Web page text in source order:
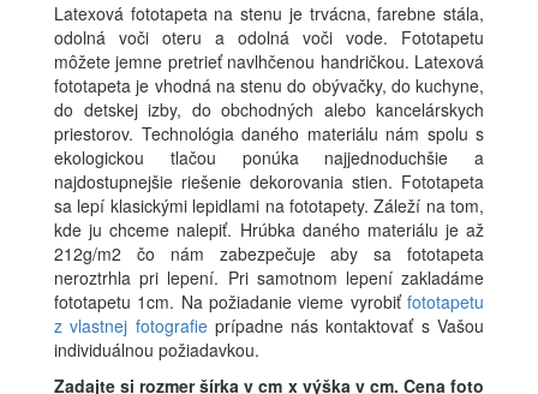
Latexová fototapeta na stenu je trvácna, farebne stála,
odolná voči oteru a odolná voči vode. Fototapetu
môžete jemne pretrieť navlhčenou handričkou. Latexová
fototapeta je vhodná na stenu do obývačky, do kuchyne,
do detskej izby, do obchodných alebo kancelárskych
priestorov. Technológia daného materiálu nám spolu s
ekologickou tlačou ponúka najjednoduchšie a
najdostupnejšie riešenie dekorovania stien. Fototapeta
sa lepí klasickými lepidlami na fototapety. Záleží na tom,
kde ju chceme nalepiť. Hrúbka daného materiálu je až
212g/m2 čo nám zabezpečuje aby sa fototapeta
neroztrhla pri lepení. Pri samotnom lepení zakladáme
fototapetu 1cm. Na požiadanie vieme vyrobiť fototapetu
z vlastnej fotografieprípadne nás kontaktovať s Vašou
individuálnou požiadavkou.
Zadajte si rozmeršírka v cm x výška v cm. Cena foto